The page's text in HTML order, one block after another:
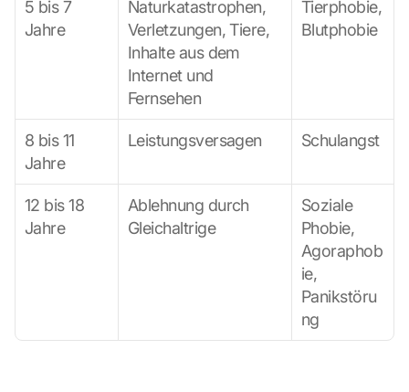
5 bis 7
Jahre
Naturkatastrophen,
Verletzungen, Tiere,
Inhalte aus dem
Internet und
Fernsehen
Tierphobie,
Blutphobie
8 bis 11
Jahre
Leistungsversagen Schulangst
12 bis 18
Jahre
Ablehnung durch
Gleichaltrige
Soziale
Phobie,
Agoraphob
ie,
Panikstöru
ng
K
k
e